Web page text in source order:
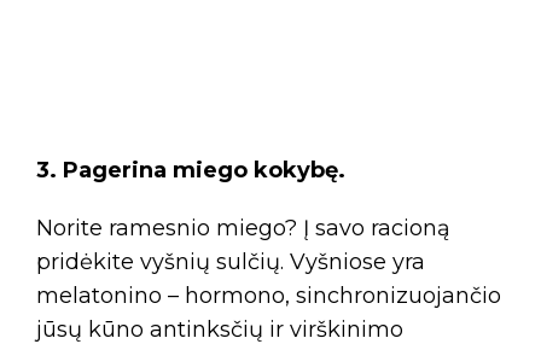
3. Pagerina miego kokybę.
Norite ramesnio miego? Į savo racioną
pridėkite vyšnių sulčių. Vyšniose yra
melatonino – hormono, sinchronizuojančio
jūsų kūno antinksčių ir virškinimo